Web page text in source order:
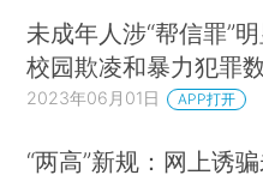
未成年人涉“帮信罪”
校园欺凌和暴力犯罪
2023年06月01日 APP打开
“两高”新规：网上诱